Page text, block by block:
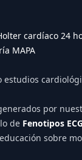
cardíaco 24
MAPA
estudios
por
de Fenotipos
sobre